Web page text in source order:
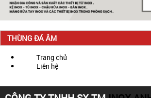
THÙNG ĐÁ ÂM
Trang chủ
Liên hệ